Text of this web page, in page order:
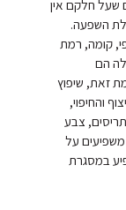
שעל חלקם אין
השפעה.
קומה, רמת
הם
זאת, שיפוץ
והחיפוי,
צבע
על
במסגרת